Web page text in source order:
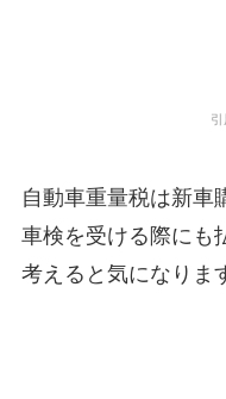
引
自動車重量税は新車
車検を受ける際にも
考えると気になりま